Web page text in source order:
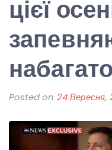
цієї
Posted on 24 Вересня,